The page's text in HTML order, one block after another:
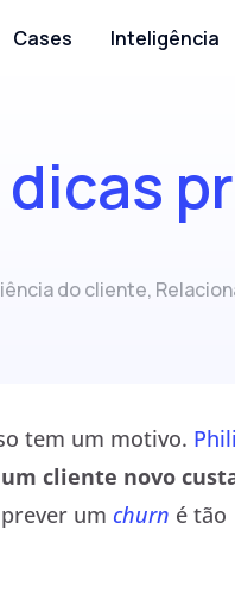
Cases Inteligência
do cliente,
tem um motivo.
cliente novo
um churn é tão